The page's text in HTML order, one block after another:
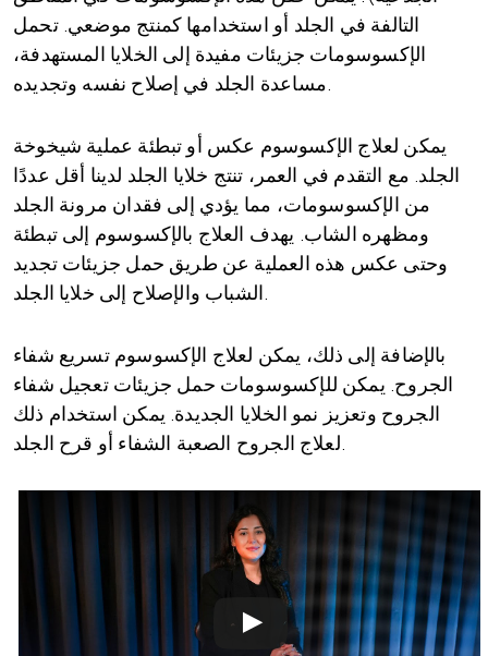
التالفة في الجلد أو استخدامها كمنتج موضعي. تحمل
الإكسوسومات جزيئات مفيدة إلى الخلايا المستهدفة،
يمكن لعلاج الإكسوسوم عكس أو تبطئة عملية شيخوخة
الجلد. مع التقدم في العمر، تنتج خلايا الجلد لدينا أقل عددًا
من الإكسوسومات، مما يؤدي إلى فقدان مرونة الجلد
ومظهره الشاب. يهدف العلاج بالإكسوسوم إلى تبطئة
وحتى عكس هذه العملية عن طريق حمل جزيئات تجديد
بالإضافة إلى ذلك، يمكن لعلاج الإكسوسوم تسريع شفاء
الجروح. يمكن للإكسوسومات حمل جزيئات تعجيل شفاء
الجروح وتعزيز نمو الخلايا الجديدة. يمكن استخدام ذلك